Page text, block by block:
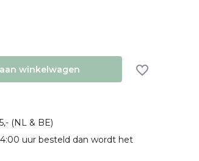
winkelwagen
(NL & BE)
uur besteld dan wordt het